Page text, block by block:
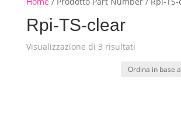
Rpi-TS-clear
Visualizzazione di 3 risultatiOrdina
base